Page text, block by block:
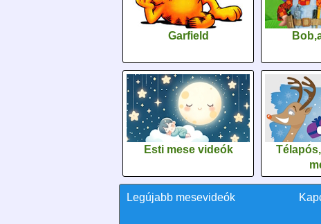
Garfield
Esti mese videók
Legújabb mesevideók